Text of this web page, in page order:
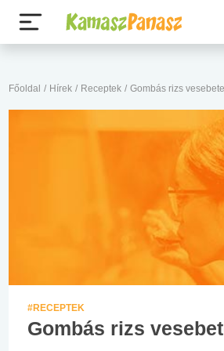
Főoldal / Hírek / Receptek / Gombás rizs
#RECEPTEK
Gombás rizs